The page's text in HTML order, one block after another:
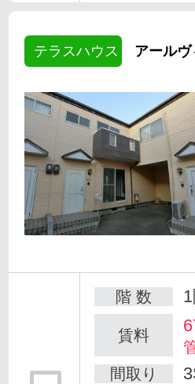
テラスハウス アールヴ
階 数
賃料
間取り